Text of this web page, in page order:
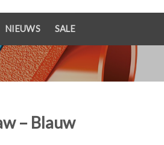
NIEUWS SALE
– Blauw